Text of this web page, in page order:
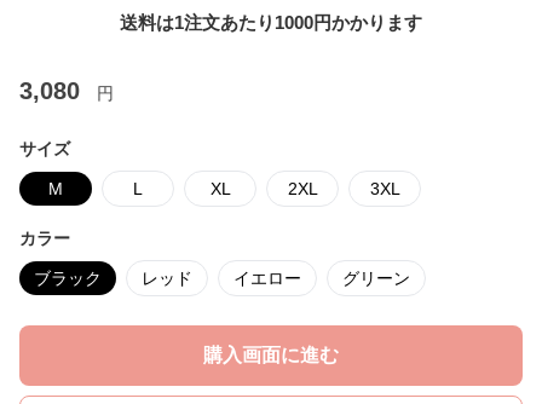
送料は1注文あたり 1000円かかります
3,080 円
サイズ
M L XL 2XL 3XL
カラー
ブラック レッド イエロー グリーン
購入画面に進む